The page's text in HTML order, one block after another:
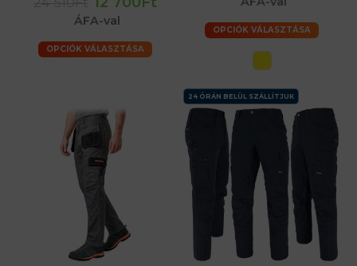
ÁFA-val
OPCIÓK VÁLASZTÁSA
OPCIÓK VÁLASZTÁSA
24 ÓRÁN BELÜL SZÁLLÍTJUK